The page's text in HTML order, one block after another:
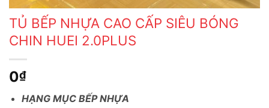
TỦ BẾP NHỰA CAO CẤP SIÊU BÓNG
CHIN HUEI 2.0PLUS
0₫
HẠNG MỤC BẾP NHỰA